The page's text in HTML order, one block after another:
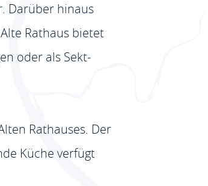
Darüber hinaus
Rathaus bietet
oder als Sekt-
Rathauses. Der
Küche verfügt